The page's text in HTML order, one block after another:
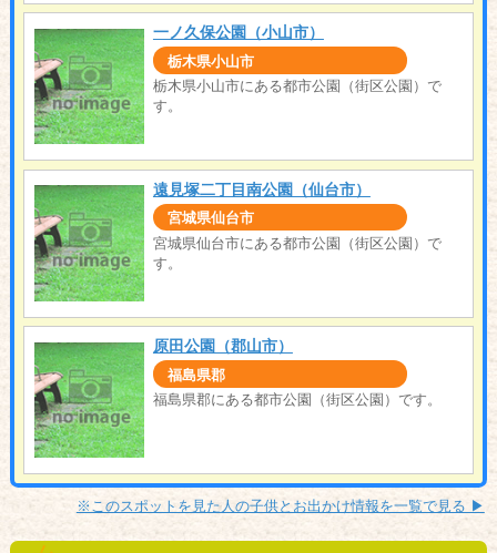
一ノ久保公園（小山市）
栃木県小山市
栃木県小山市にある都市公園（街区公園）で
す。
遠見塚二丁目南公園（仙台市）
宮城県仙台市
宮城県仙台市にある都市公園（街区公園）で
す。
原田公園（郡山市）
福島県郡
福島県郡にある都市公園（街区公園）です。
※このスポットを見た人の子供とお出かけ情報を一覧で見る ▶︎